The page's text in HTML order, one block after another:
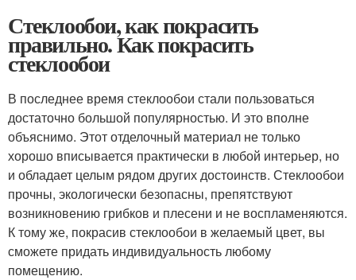
Стеклообои, как покрасить
правильно. Как покрасить
стеклообои
В последнее время стеклообои стали пользоваться
достаточно большой популярностью. И это вполне
объяснимо. Этот отделочный материал не только
хорошо вписывается практически в любой интерьер, но
и обладает целым рядом других достоинств. Стеклообои
прочны, экологически безопасны, препятствуют
возникновению грибков и плесени и не воспламеняются.
К тому же, покрасив стеклообои в желаемый цвет, вы
сможете придать индивидуальность любому
помещению.